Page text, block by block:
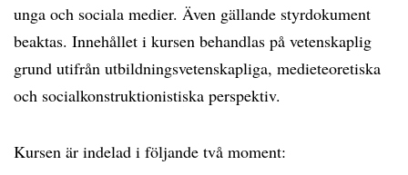
unga och sociala medier. Även gällande styrdokument
beaktas. Innehållet i kursen behandlas på vetenskaplig
grund utifrån utbildningsvetenskapliga, medieteoretiska
och socialkonstruktionistiska perspektiv.
Kursen är indelad i följande två moment: